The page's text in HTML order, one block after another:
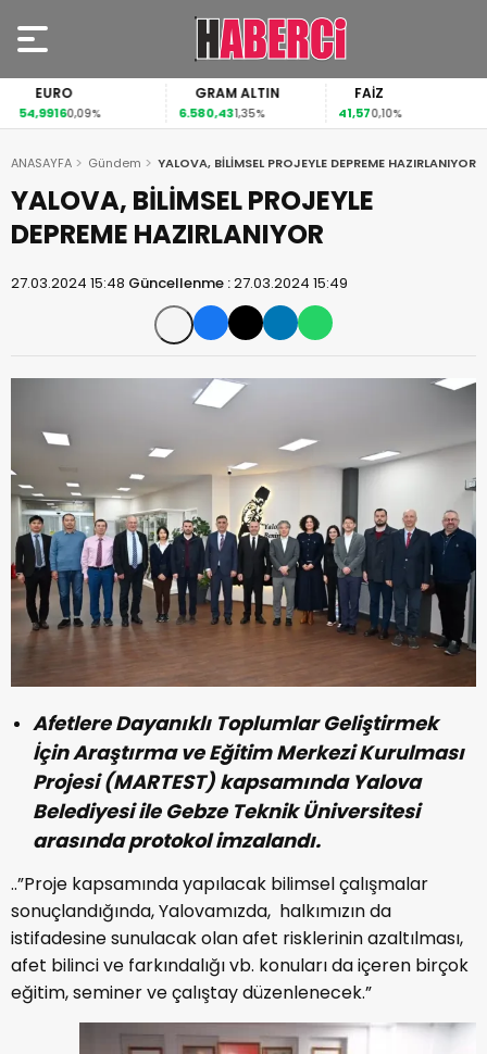
EURO
54,99160,09%
GRAM ALTIN
6.580,431,35%
FAİZ
41,570,10%
ANASAYFA Gündem YALOVA, BİLİMSEL PROJEYLE DEPREME HAZIRLANIYOR
YALOVA, BİLİMSEL PROJEYLE
DEPREME HAZIRLANIYOR
27.03.2024 15:48 Güncellenme :27.03.2024 15:49
Afetlere Dayanıklı Toplumlar Geliştirmek
İçin Araştırma ve Eğitim Merkezi Kurulması
Projesi (MARTEST) kapsamında Yalova
Belediyesi ile Gebze Teknik Üniversitesi
arasında protokol imzalandı.
..”Proje kapsamında yapılacak bilimsel çalışmalar
sonuçlandığında, Yalovamızda, halkımızın da
istifadesine sunulacak olan afet risklerinin azaltılması,
afet bilinci ve farkındalığı vb. konuları da içeren birçok
eğitim, seminer ve çalıştay düzenlenecek.”